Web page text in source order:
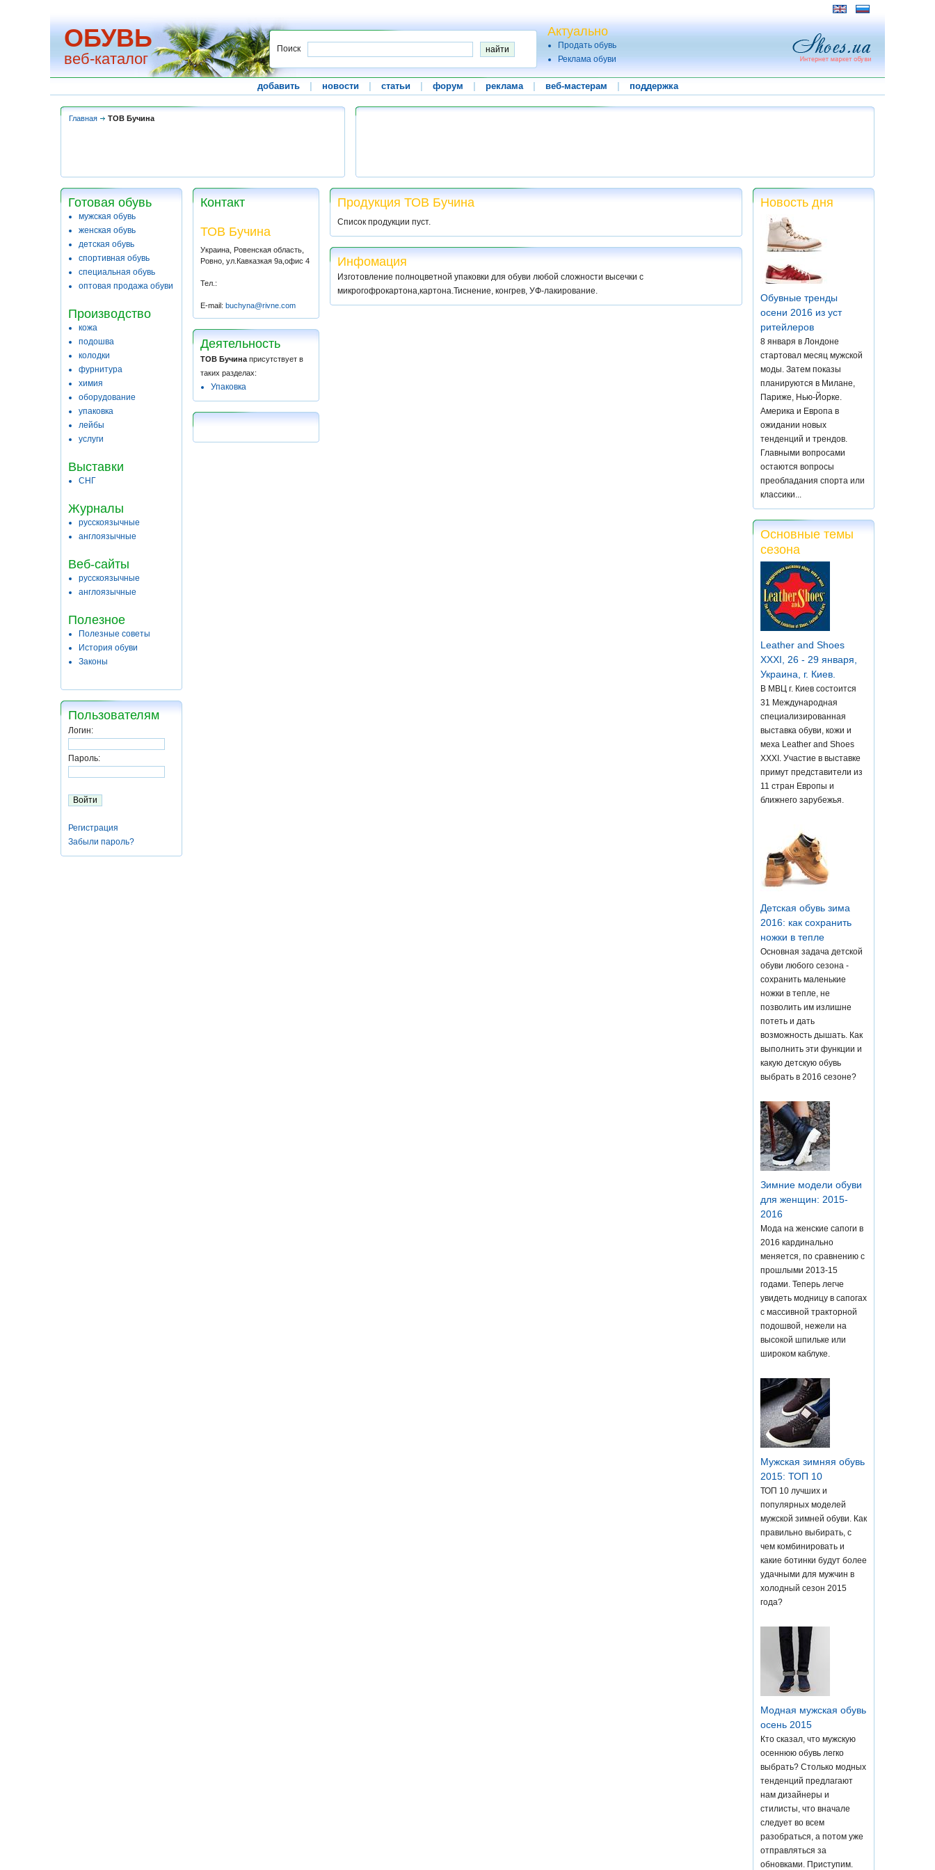
ОБУВЬ
веб-каталог
Поиск
Актуально
Продать обувь
Реклама обуви
добавить новости статьи форум реклама веб-мастерам поддержка
Главная ТОВ Бучина
Готовая обувь
мужская обувь
женская обувь
детская обувь
спортивная обувь
специальная обувь
оптовая продажа обуви
Производство
кожа
подошва
колодки
фурнитура
химия
оборудование
упаковка
лейбы
услуги
Выставки
СНГ
Журналы
русскоязычные
англоязычные
Веб-сайты
русскоязычные
англоязычные
Полезное
Полезные советы
История обуви
Законы
Пользователям
Логин:
Пароль:
Регистрация
Забыли пароль?
Контакт
ТОВ Бучина
Украина, Ровенская область,
Ровно, ул.Кавказкая 9а,офис 4
Тел.:
E-mail: buchyna@rivne.com
Деятельность
ТОВ Бучина присутствует в
таких разделах:
Упаковка
Продукция ТОВ Бучина
Список продукции пуст.
Инфомация
Изготовление полноцветной упаковки для обуви любой сложности высечки с
микрогофрокартона,картона.Тиснение, конгрев, УФ-лакирование.
Новость дня
Обувные тренды
осени 2016 из уст
ритейлеров
8 января в Лондоне
стартовал месяц мужской
моды. Затем показы
планируются в Милане,
Париже, Нью-Йорке.
Америка и Европа в
ожидании новых
тенденций и трендов.
Главными вопросами
остаются вопросы
преобладания спорта или
классики...
Основные темы
сезона
Leather and Shoes
XXXI, 26 - 29 января,
Украина, г. Киев.
В МВЦ г. Киев состоится
31 Международная
специализированная
выставка обуви, кожи и
меха Leather and Shoes
XXXI. Участие в выставке
примут представители из
11 стран Европы и
ближнего зарубежья.
Детская обувь зима
2016: как сохранить
ножки в тепле
Основная задача детской
обуви любого сезона -
сохранить маленькие
ножки в тепле, не
позволить им излишне
потеть и дать
возможность дышать. Как
выполнить эти функции и
какую детскую обувь
выбрать в 2016 сезоне?
Зимние модели обуви
для женщин: 2015-
2016
Мода на женские сапоги в
2016 кардинально
меняется, по сравнению с
прошлыми 2013-15
годами. Теперь легче
увидеть модницу в сапогах
с массивной тракторной
подошвой, нежели на
высокой шпильке или
широком каблуке.
Мужская зимняя обувь
2015: ТОП 10
ТОП 10 лучших и
популярных моделей
мужской зимней обуви. Как
правильно выбирать, с
чем комбинировать и
какие ботинки будут более
удачными для мужчин в
холодный сезон 2015
года?
Модная мужская обувь
осень 2015
Кто сказал, что мужскую
осеннюю обувь легко
выбрать? Столько модных
тенденций предлагают
нам дизайнеры и
стилисты, что вначале
следует во всем
разобраться, а потом уже
отправляться за
обновками. Приступим.